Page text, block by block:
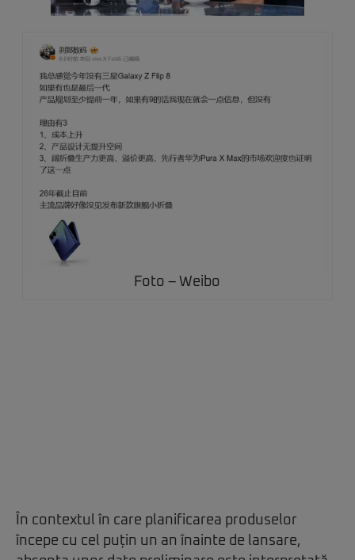
Foto – Weibo
În contextul în care planificarea produselor
începe cu cel puțin un an înainte de lansare,